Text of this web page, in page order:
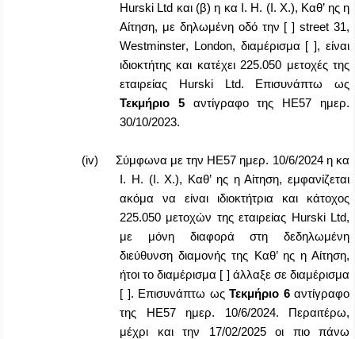
Hurski Ltd και (β) η κα I. H. (Ι. Χ.), Καθ’ ης η
Αίτηση, με δηλωμένη οδό την [ ]street 31,
Westminster, London, διαμέρισμα [ ], είναι
ιδιοκτήτης και κατέχει 225.050 μετοχές της
εταιρείας Hurski Ltd. Επισυνάπτω ως
Τεκμήριο
5αντίγραφο της ΗΕ57 ημερ.
30/10/2023.
(iv)
Σύμφωνα με την ΗΕ57 ημερ. 10/6/2024 η κα
I. H. (Ι. Χ.), Καθ’ ης η Αίτηση, εμφανίζεται
ακόμα να είναι ιδιοκτήτρια και κάτοχος
225.050 μετοχών της εταιρείας Hurski Ltd,
με μόνη διαφορά στη δεδηλωμένη
διεύθυνση διαμονής της Καθ’ ης η Αίτηση,
ήτοι το διαμέρισμα [ ] άλλαξε σε διαμέρισμα
[ ]. Επισυνάπτω ως Τεκμήριο 6αντίγραφο
της ΗΕ57 ημερ. 10/6/2024. Περαιτέρω,
μέχρι και την 17/02/2025 οι πιο πάνω